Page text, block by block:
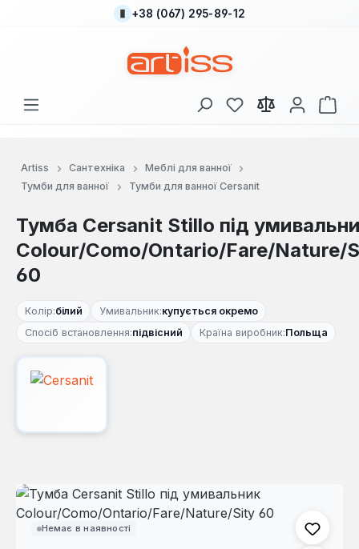
Перейти до основного вмісту
+38 (067) 295-89-12
У вас є 0 у списку
Artiss Сантехніка
Меблі для ванної
Тумби для ванної
Тумби для ванної Cersanit
Тумба Cersanit Stillo під
Colour/Como/Ontario/Fare/Nature/
60
Колір:білий Умивальник:купується окремо
Спосіб встановлення:підвісний Країна виробник:Польща
Немає в наявності
Пропустити галерею зображень